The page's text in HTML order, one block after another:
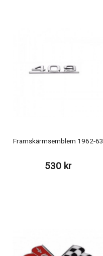
Framskärmsemblem 1962-63
530 kr